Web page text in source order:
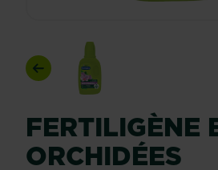
Previous
FERTILIGÈNE
ORCHIDÉES